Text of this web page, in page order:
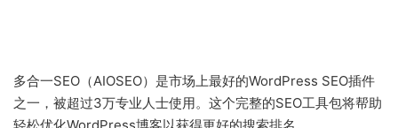
多合一SEO（AIOSEO）是市场上最好的WordPress SEO插件
之一，被超过3万专业人士使用。这个完整的SEO工具包将帮助
轻松优化WordPress博客以获得更好的搜索排名。